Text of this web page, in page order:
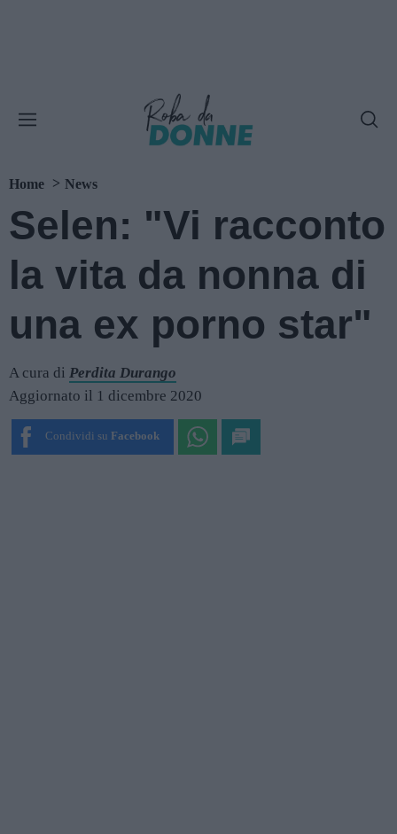
Home News
Selen: "Vi racconto
la vita da nonna di
una ex porno star"
A cura di Perdita Durango
Aggiornato il 1 dicembre 2020
Condividi su Facebook